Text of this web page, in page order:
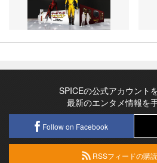
SPICEの公式アカウント
最新のエンタメ情報を
Follow on Facebook
RSSフィードの購